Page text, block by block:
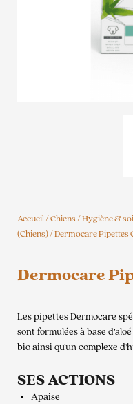
Accueil/Chiens/Hygiène &
(Chiens)/ Dermocare Pipettes
Dermocare
Les pipettes Dermocare
sont formulées à base
bio ainsi qu’un complexe
SES ACTIONS
Apaise